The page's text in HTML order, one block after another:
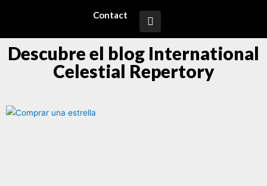
Contact
Descubre el blog International
Celestial Repertory